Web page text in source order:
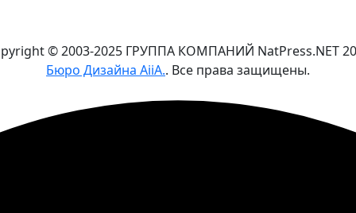
© 2003-2025 ГРУППА КОМПАНИЙ NatPress.NET
Бюро Дизайна AiiA.. Все права защищены.